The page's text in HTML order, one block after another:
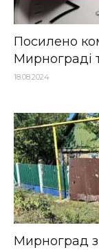
Посилено
Мирнограді
18.08.2024
Мирноград